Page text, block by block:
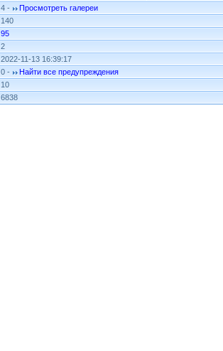
4 -
Просмотреть галереи
140
95
2
2022-11-13 16:39:17
0 -
Найти все предупреждения
10
6838